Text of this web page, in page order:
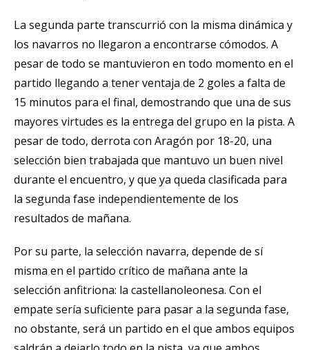
La segunda parte transcurrió con la misma dinámica y
los navarros no llegaron a encontrarse cómodos. A
pesar de todo se mantuvieron en todo momento en el
partido llegando a tener ventaja de 2 goles a falta de
15 minutos para el final, demostrando que una de sus
mayores virtudes es la entrega del grupo en la pista. A
pesar de todo, derrota con Aragón por 18-20, una
selección bien trabajada que mantuvo un buen nivel
durante el encuentro, y que ya queda clasificada para
la segunda fase independientemente de los
resultados de mañana.
Por su parte, la selección navarra, depende de sí
misma en el partido crítico de mañana ante la
selección anfitriona: la castellanoleonesa. Con el
empate sería suficiente para pasar a la segunda fase,
no obstante, será un partido en el que ambos equipos